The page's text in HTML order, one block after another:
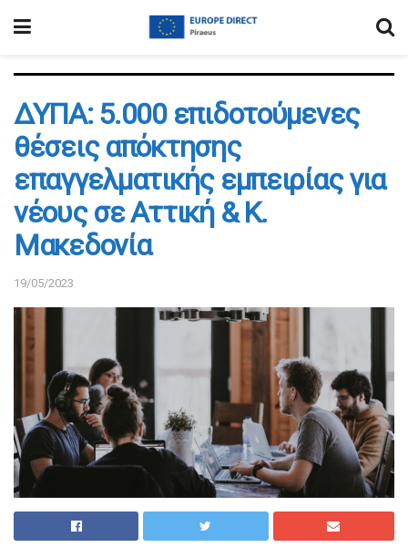
ΔΥΠΑ: 5.000 επιδοτούμενες
θέσεις απόκτησης
επαγγελματικής εμπειρίας για
νέους σε Αττική & Κ.
Μακεδονία
19/05/2023